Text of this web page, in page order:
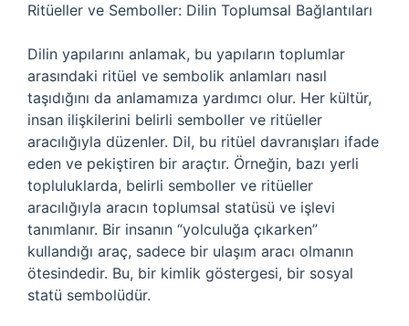
Ritüeller ve Semboller: Dilin Toplumsal Bağlantıları
Dilin yapılarını anlamak, bu yapıların toplumlar
arasındaki ritüel ve sembolik anlamları nasıl
taşıdığını da anlamamıza yardımcı olur. Her kültür,
insan ilişkilerini belirli semboller ve ritüeller
aracılığıyla düzenler. Dil, bu ritüel davranışları ifade
eden ve pekiştiren bir araçtır. Örneğin, bazı yerli
topluluklarda, belirli semboller ve ritüeller
aracılığıyla aracın toplumsal statüsü ve işlevi
tanımlanır. Bir insanın “yolculuğa çıkarken”
kullandığı araç, sadece bir ulaşım aracı olmanın
ötesindedir. Bu, bir kimlik göstergesi, bir sosyal
statü sembolüdür.